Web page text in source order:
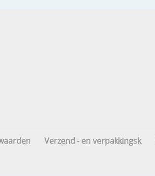
Verzend - en verpakkingsk